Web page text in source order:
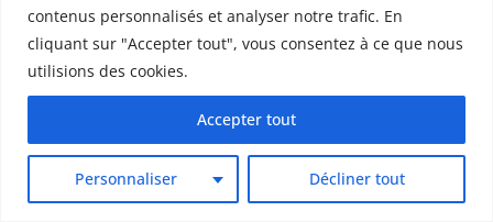
contenus personnalisés et analyser notre trafic. En
cliquant sur "Accepter tout", vous consentez à ce que nous
utilisions des cookies.
Personnaliser Décliner tout
Accepter tout
Biais cognitifs
Bibliographie
Biélorussie
Bien-être animal